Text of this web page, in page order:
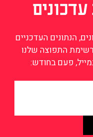
הנתונים העדכניים
התפוצה שלנו
פעם בחודש: